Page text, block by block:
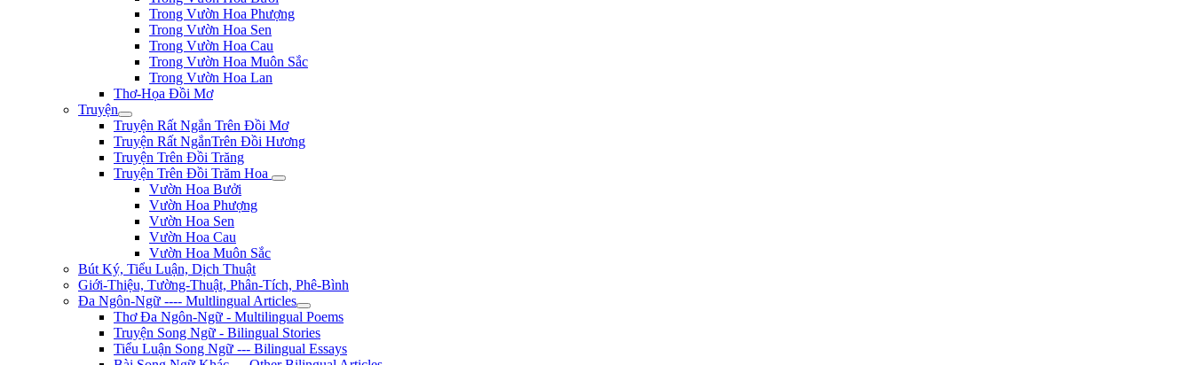
Trong Vườn Hoa Phượng
Trong Vườn Hoa Sen
Trong Vườn Hoa Cau
Trong Vườn Hoa Muôn Sắc
Trong Vườn Hoa Lan
Thơ-Họa Đồi Mơ
Truyện
Truyện Rất Ngắn Trên Đồi Mơ
Truyện Rất NgắnTrên Đồi Hương
Truyện Trên Đồi Trăng
Truyện Trên Đồi Trăm Hoa
Vườn Hoa Bưởi
Vườn Hoa Phượng
Vườn Hoa Sen
Vườn Hoa Cau
Vườn Hoa Muôn Sắc
Bút Ký, Tiểu Luận, Dịch Thuật
Giới-Thiệu, Tường-Thuật, Phân-Tích, Phê-Bình
Đa Ngôn-Ngữ ---- Multlingual Articles
Thơ Đa Ngôn-Ngữ - Multilingual Poems
Truyện Song Ngữ - Bilingual Stories
Tiểu Luận Song Ngữ --- Bilingual Essays